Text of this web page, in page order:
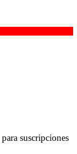
para suscripciones